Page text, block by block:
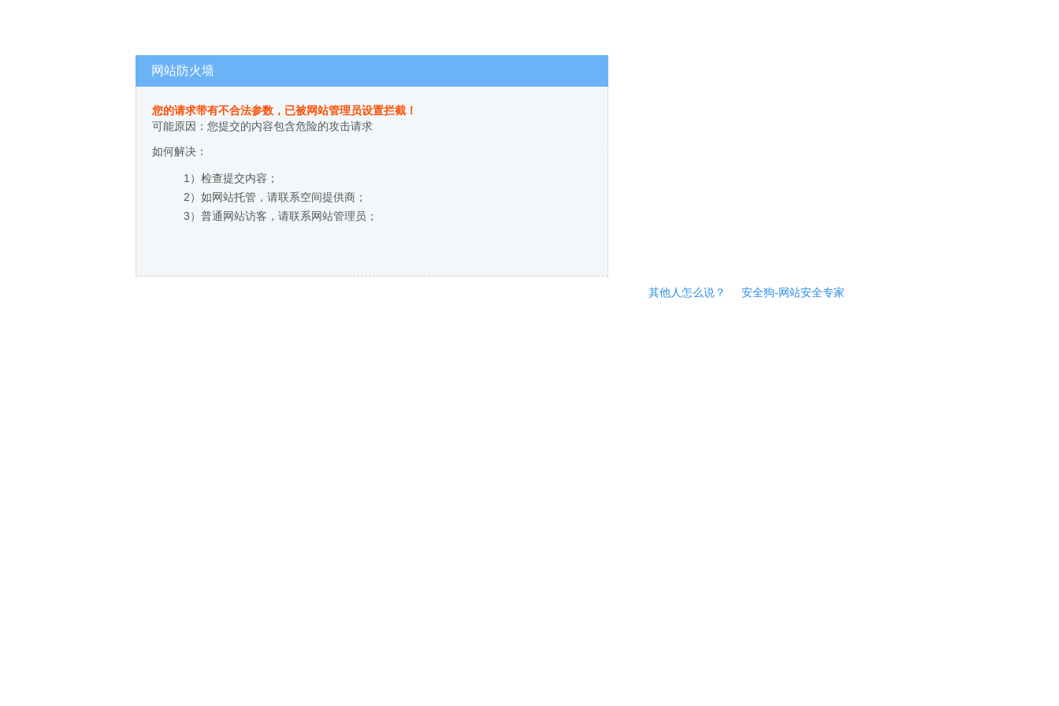
网站防火墙
您的请求带有不合法参数，已被网站管理员设置拦截！
可能原因：您提交的内容包含危险的攻击请求
如何解决：
1）检查提交内容；
2）如网站托管，请联系空间提供商；
3）普通网站访客，请联系网站管理员；
其他人怎么说？ 安全狗-网站安全专家